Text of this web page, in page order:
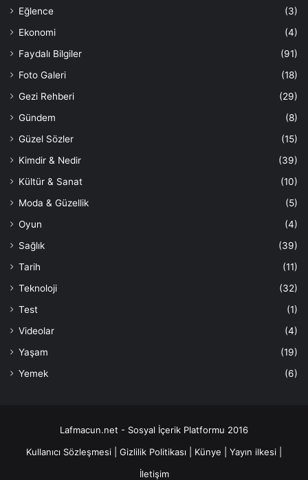
Eğlence
(3)
Ekonomi
(4)
Faydalı Bilgiler
(91)
Foto Galeri
(18)
Gezi Rehberi
(29)
Gündem
(8)
Güzel Sözler
(15)
Kimdir & Nedir
(39)
Kültür & Sanat
(10)
Moda & Güzellik
(5)
Oyun
(4)
Sağlık
(39)
Tarih
(11)
Teknoloji
(32)
Test
(1)
Videolar
(4)
Yaşam
(19)
Yemek
(6)
Lafmacun.net - Sosyal İçerik Platformu 2016
Kullanıcı Sözleşmesi
Gizlilik Politikası Künye Yayın ilkesi
İletişim